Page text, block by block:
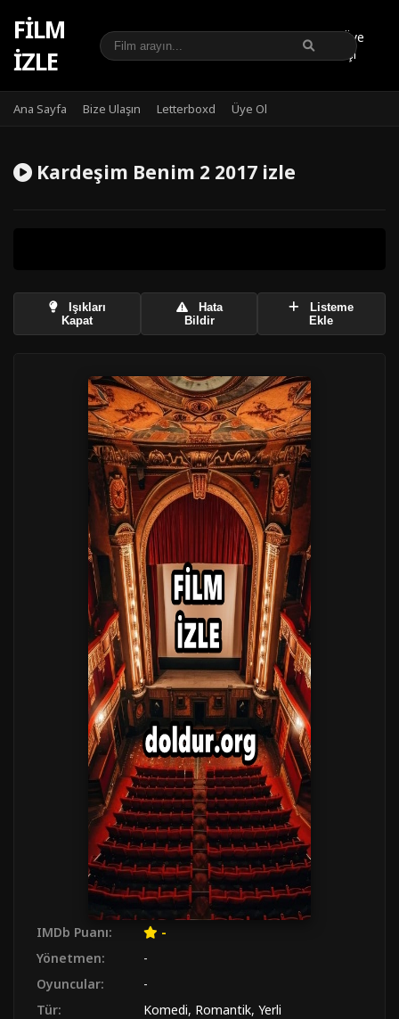
FILM
IZLE
Üye
Girişi
Ana Sayfa Bize Ulaşın Letterboxd Üye Ol
Kardeşim Benim 2 2017 izle
Işıkları
Kapat
Hata
Bildir
Listeme
Ekle
IMDb Puanı:
-
Yönetmen:
-
Oyuncular:
-
Tür:
Komedi, Romantik, Yerli